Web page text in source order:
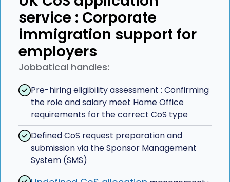
service : Corporate
immigration support for
employers
Jobbatical handles:
Pre-hiring eligibility assessment : Confirming
the role and salary meet Home Office
requirements for the correct CoS type
Defined CoS request preparation and
submission via the Sponsor Management
System (SMS)